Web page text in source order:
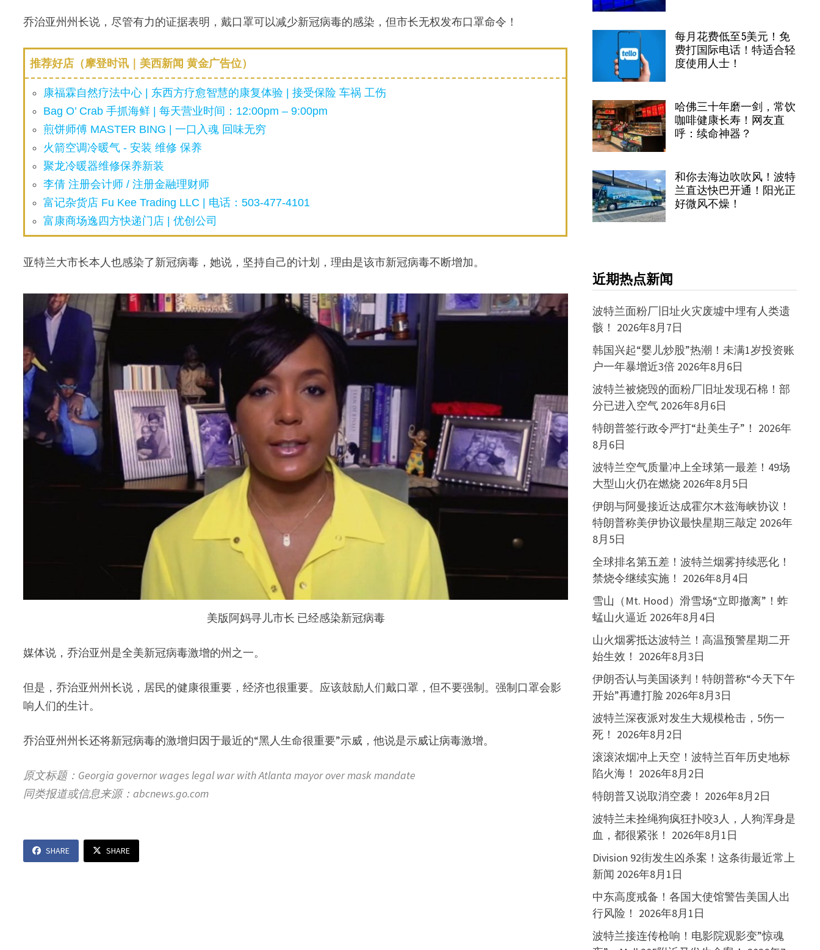
乔治亚州州长说，尽管有力的证据表明，戴口罩可以减少新冠病毒的感染，但市长无权发布口罩命令！
推荐好店（摩登时讯｜美西新闻 黄金广告位）
康福霖自然疗法中心 | 东西方疗愈智慧的康复体验 | 接受保险 车祸 工伤
Bag O’ Crab 手抓海鲜 | 每天营业时间：12:00pm – 9:00pm
煎饼师傅 MASTER BING | 一口入魂 回味无穷
火箭空调冷暖气 - 安装 维修 保养
聚龙冷暖器维修保养新装
李倩 注册会计师 / 注册金融理财师
富记杂货店 Fu Kee Trading LLC | 电话：503-477-4101
富康商场逸四方快递门店 | 优创公司
亚特兰大市长本人也感染了新冠病毒，她说，坚持自己的计划，理由是该市新冠病毒不断增加。
美版阿妈寻儿市长 已经感染新冠病毒
媒体说，乔治亚州是全美新冠病毒激增的州之一。
但是，乔治亚州州长说，居民的健康很重要，经济也很重要。应该鼓励人们戴口罩，但不要强制。强制口罩会影
响人们的生计。
乔治亚州州长还将新冠病毒的激增归因于最近的“黑人生命很重要”示威，他说是示威让病毒激增。
原文标题：Georgia governor wages legal war with Atlanta mayor over mask mandate
同类报道或信息来源：abcnews.go.com
SHARE SHARE
每月花费低至5美元！免
费打国际电话！特适合轻
度使用人士！
哈佛三十年磨一剑，常饮
咖啡健康长寿！网友直
呼：续命神器？
和你去海边吹吹风！波特
兰直达快巴开通！阳光正
好微风不燥！
近期热点新闻
波特兰面粉厂旧址火灾废墟中埋有人类遗
骸！ 2026年8月7日
韩国兴起“婴儿炒股”热潮！未满1岁投资账
户一年暴增近3倍 2026年8月6日
波特兰被烧毁的面粉厂旧址发现石棉！部
分已进入空气 2026年8月6日
特朗普签行政令严打“赴美生子”！ 2026年
8月6日
波特兰空气质量冲上全球第一最差！49场
大型山火仍在燃烧 2026年8月5日
伊朗与阿曼接近达成霍尔木兹海峡协议！
特朗普称美伊协议最快星期三敲定 2026年
8月5日
全球排名第五差！波特兰烟雾持续恶化！
禁烧令继续实施！ 2026年8月4日
雪山（Mt. Hood）滑雪场“立即撤离”！蚱
蜢山火逼近 2026年8月4日
山火烟雾抵达波特兰！高温预警星期二开
始生效！ 2026年8月3日
伊朗否认与美国谈判！特朗普称“今天下午
开始”再遭打脸 2026年8月3日
波特兰深夜派对发生大规模枪击，5伤一
死！ 2026年8月2日
滚滚浓烟冲上天空！波特兰百年历史地标
陷火海！ 2026年8月2日
特朗普又说取消空袭！ 2026年8月2日
波特兰未拴绳狗疯狂扑咬3人，人狗浑身是
血，都很紧张！ 2026年8月1日
Division 92街发生凶杀案！这条街最近常上
新闻 2026年8月1日
中东高度戒备！各国大使馆警告美国人出
行风险！ 2026年8月1日
波特兰接连传枪响！电影院观影变”惊魂